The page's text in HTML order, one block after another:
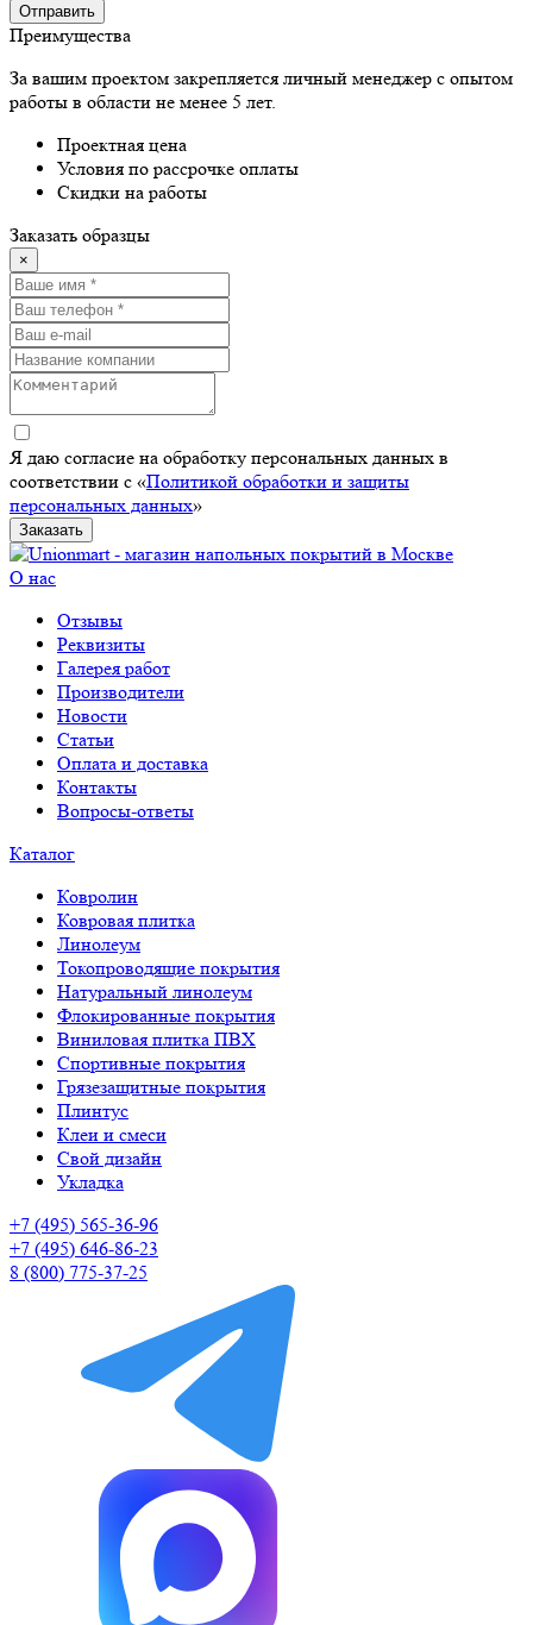
Отправить
Преимущества
За вашим проектом закрепляется личный менеджер с опытом
работы в области не менее 5 лет.
Проектная цена
Условия по рассрочке оплаты
Скидки на работы
Заказать образцы
×
Я даю согласие на обработку персональных данных в
соответствии с «Политикой обработки и защиты
персональных данных»
Заказать
О нас
Отзывы
Реквизиты
Галерея работ
Производители
Новости
Статьи
Оплата и доставка
Контакты
Вопросы-ответы
Каталог
Ковролин
Ковровая плитка
Линолеум
Токопроводящие покрытия
Натуральный линолеум
Флокированные покрытия
Виниловая плитка ПВХ
Спортивные покрытия
Грязезащитные покрытия
Плинтус
Клеи и смеси
Свой дизайн
Укладка
+7 (495) 565-36-96
+7 (495) 646-86-23
8 (800) 775-37-25